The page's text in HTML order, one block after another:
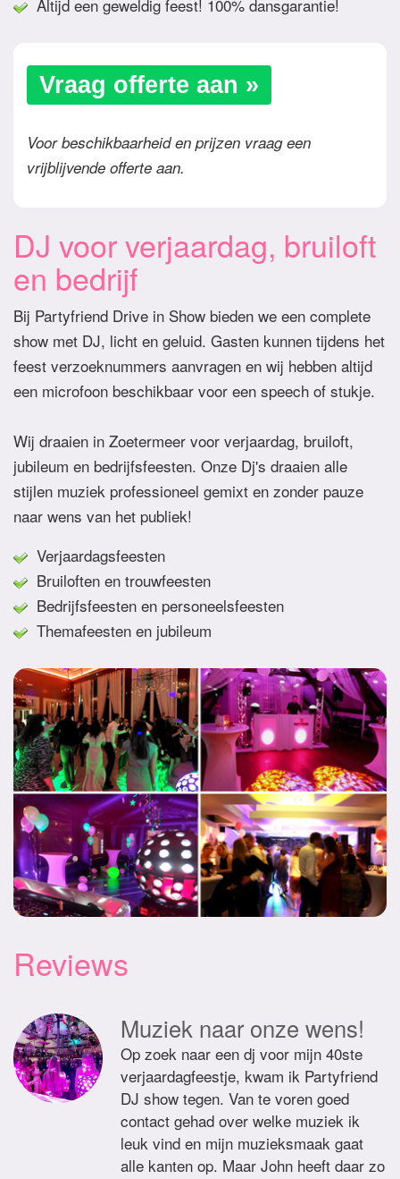
Altijd een geweldig feest! 100% dansgarantie!
Vraag offerte aan »
Voor beschikbaarheid en prijzen vraag een
vrijblijvende offerte aan.
DJ voor verjaardag, bruiloft
en bedrijf
Bij Partyfriend Drive in Show bieden we een complete
show met DJ, licht en geluid. Gasten kunnen tijdens het
feest verzoeknummers aanvragen en wij hebben altijd
een microfoon beschikbaar voor een speech of stukje.
Wij draaien in Zoetermeer voor verjaardag, bruiloft,
jubileum en bedrijfsfeesten. Onze Dj's draaien alle
stijlen muziek professioneel gemixt en zonder pauze
naar wens van het publiek!
Verjaardagsfeesten
Bruiloften en trouwfeesten
Bedrijfsfeesten en personeelsfeesten
Themafeesten en jubileum
Reviews
Muziek naar onze wens!
Op zoek naar een dj voor mijn 40ste
verjaardagfeestje, kwam ik Partyfriend
DJ show tegen. Van te voren goed
contact gehad over welke muziek ik
leuk vind en mijn muzieksmaak gaat
alle kanten op. Maar John heeft daar zo